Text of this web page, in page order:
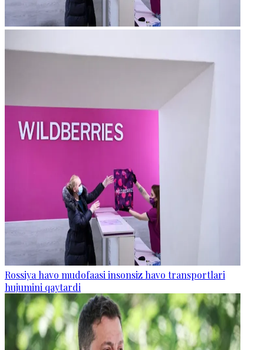
Rossiya havo mudofaasi insonsiz havo transportlari
hujumini qaytardi